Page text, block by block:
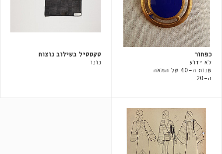
כפתור
לא ידוע
שנות ה-40 של המאה
ה-20
טקסטיל בשילוב נוצות
נונו